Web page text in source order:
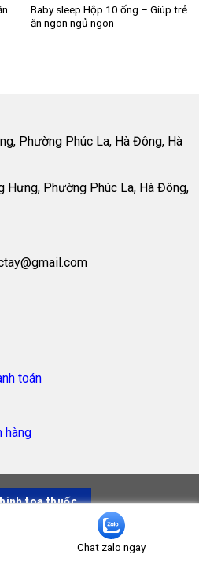
Baby sleep Hộp 10 ống – Giúp trẻ
ăn ngon ngủ ngon
Phường Phúc La, Hà Đông, Hà
Hưng, Phường Phúc La, Hà Đông,
toán
hàng
toa thuốc
sản phẩm thật, trọn niềm tin
Chat zalo ngay